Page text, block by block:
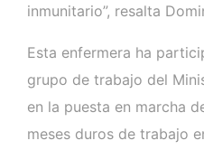
inmunitario”, resalta
Esta enfermera ha
grupo de trabajo del
en la puesta en marcha
meses duros de trabajo